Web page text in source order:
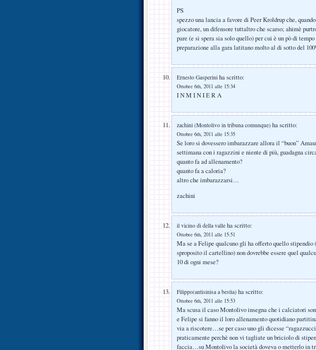
PS
spezzo una lancia a favore di Peer Kroldrup che,
giocatore, un difensore tuttaltro che scarso; ahimè
pare (e si spera sia solo quello) per cui è un pò di
preparazione alla gara latitano molto al di sotto del
Ernesto Gasperini ha scritto:
Ottobre 6th, 2011 alle 15:34
I N M I N I E R A
zachini (Montolivo in tribuna comunque) ha scritto:
Ottobre 6th, 2011 alle 15:35
Se loro si dovessero imbarazzare allora il “buon”
settimana con i ragazzini e niente di più, guadagna
quanto fa ad allenamento?
quanto fa a caloria?
altro che imbarazzarsi…
zachini
il vicino di della valle ha scritto:
Ottobre 6th, 2011 alle 15:51
Ma se a Felipe qualcuno gli ha offerto quello stipendio
sproposito il cartellino) non dovrebbe essere quel
10 di ogni mese?
Filippo(antisinisa a bestia) ha scritto:
Ottobre 6th, 2011 alle 15:53
Ma scusa il caso Montolivo insegna che i calciatori
e Felipe si fanno il loro allenamento quotidiano
via a riscotere…se per caso uno gli dicesse
praticamente perchè non vi tagliate un briciolo di
faccia…su Montolivo la società doveva o metterlo in